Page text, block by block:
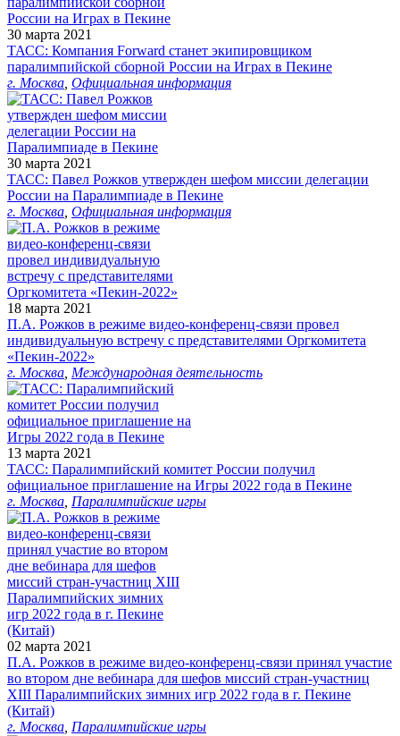
30 марта 2021
ТАСС: Компания Forward станет экипировщиком
паралимпийской сборной России на Играх в Пекине
г. Москва Официальная информация
30 марта 2021
ТАСС: Павел Рожков утвержден шефом миссии делегации
России на Паралимпиаде в Пекине
г. Москва Официальная информация
18 марта 2021
П.А. Рожков в режиме видео-конференц-связи провел
индивидуальную встречу с представителями Оргкомитета
«Пекин-2022»
г. Москва Международная деятельность
13 марта 2021
ТАСС: Паралимпийский комитет России получил
официальное приглашение на Игры 2022 года в Пекине
г. Москва Паралимпийские игры
02 марта 2021
П.А. Рожков в режиме видео-конференц-связи принял участие
во втором дне вебинара для шефов миссий стран-участниц
XIII Паралимпийских зимних игр 2022 года в г. Пекине
(Китай)
г. Москва Паралимпийские игры